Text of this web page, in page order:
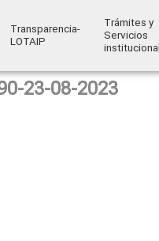
Transparencia-
LOTAIP
Trámites y
Servicios
23-08-2023